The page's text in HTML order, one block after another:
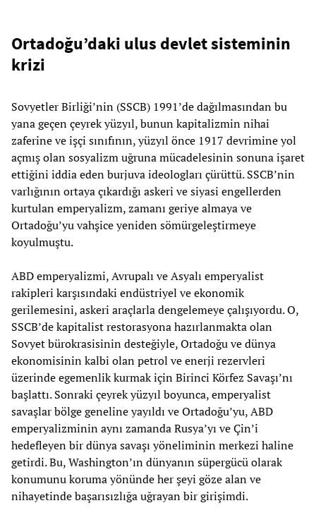
Ortadoğu’daki ulus devlet sisteminin
krizi
Sovyetler Birliği’nin (SSCB) 1991’de dağılmasından bu
yana geçen çeyrek yüzyıl, bunun kapitalizmin nihai
zaferine ve işçi sınıfının, yüzyıl önce 1917 devrimine yol
açmış olan sosyalizm uğruna mücadelesinin sonuna işaret
ettiğini iddia eden burjuva ideologları çürüttü. SSCB’nin
varlığının ortaya çıkardığı askeri ve siyasi engellerden
kurtulan emperyalizm, zamanı geriye almaya ve
Ortadoğu’yu vahşice yeniden sömürgeleştirmeye
koyulmuştu.
ABD emperyalizmi, Avrupalı ve Asyalı emperyalist
rakipleri karşısındaki endüstriyel ve ekonomik
gerilemesini, askeri araçlarla dengelemeye çalışıyordu. O,
SSCB’de kapitalist restorasyona hazırlanmakta olan
Sovyet bürokrasisinin desteğiyle, Ortadoğu ve dünya
ekonomisinin kalbi olan petrol ve enerji rezervleri
üzerinde egemenlik kurmak için Birinci Körfez Savaşı’nı
başlattı. Sonraki çeyrek yüzyıl boyunca, emperyalist
savaşlar bölge geneline yayıldı ve Ortadoğu’yu, ABD
emperyalizminin aynı zamanda Rusya’yı ve Çin’i
hedefleyen bir dünya savaşı yöneliminin merkezi haline
getirdi. Bu, Washington’ın dünyanın süpergücü olarak
konumunu koruma yönünde her şeyi göze alan ve
nihayetinde başarısızlığa uğrayan bir girişimdi.